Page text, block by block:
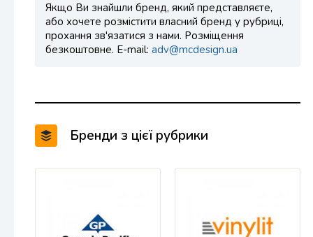
Якщо Ви знайшли бренд, який представляєте,
або хочете розмістити власний бренд у рубриці,
прохання зв'язатися з нами. Розміщення
безкоштовне. E-mail: adv@mcdesign.ua
Бренди з цієї рубрики